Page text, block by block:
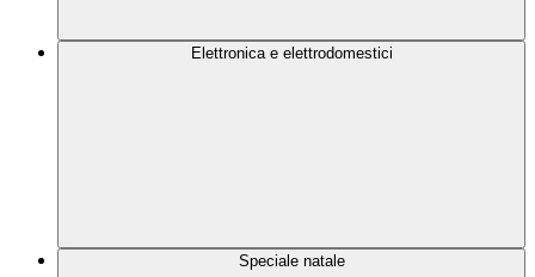
Elettronica e elettrodomestici
Speciale natale